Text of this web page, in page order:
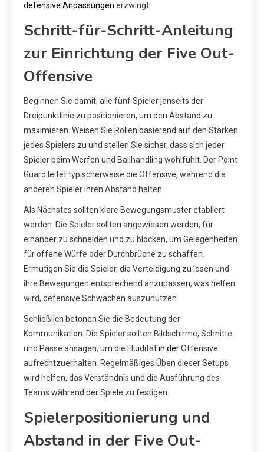
defensive Anpassungen erzwingt.
Schritt-für-Schritt-Anleitung
zur Einrichtung der Five Out-
Offensive
Beginnen Sie damit, alle fünf Spieler jenseits der
Dreipunktlinie zu positionieren, um den Abstand zu
maximieren. Weisen Sie Rollen basierend auf den Stärken
jedes Spielers zu und stellen Sie sicher, dass sich jeder
Spieler beim Werfen und Ballhandling wohlfühlt. Der Point
Guard leitet typischerweise die Offensive, während die
anderen Spieler ihren Abstand halten.
Als Nächstes sollten klare Bewegungsmuster etabliert
werden. Die Spieler sollten angewiesen werden, für
einander zu schneiden und zu blocken, um Gelegenheiten
für offene Würfe oder Durchbrüche zu schaffen.
Ermutigen Sie die Spieler, die Verteidigung zu lesen und
ihre Bewegungen entsprechend anzupassen, was helfen
wird, defensive Schwächen auszunutzen.
Schließlich betonen Sie die Bedeutung der
Kommunikation. Die Spieler sollten Bildschirme, Schnitte
und Pässe ansagen, um die Fluiditätin derOffensive
aufrechtzuerhalten. Regelmäßiges Üben dieser Setups
wird helfen, das Verständnis und die Ausführung des
Teams während der Spiele zu festigen.
Spielerpositionierung und
Abstand in der Five Out-